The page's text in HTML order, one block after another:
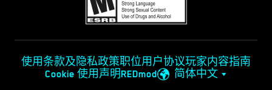
使用条款及隐私政策职位用户协议玩家内容指南
Cookie 使用声明REDmod 简体中文